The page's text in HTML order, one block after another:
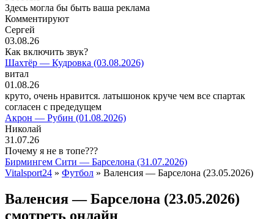
Здесь могла бы быть ваша реклама
Комментируют
Сергей
03.08.26
Как включить звук?
Шахтёр — Кудровка (03.08.2026)
витал
01.08.26
круто, очень нравится. латышонок круче чем все спартак
согласен с предедущем
Акрон — Рубин (01.08.2026)
Николай
31.07.26
Почему я не в топе???
Бирмингем Сити — Барселона (31.07.2026)
Vitalsport24 » Футбол » Валенсия — Барселона (23.05.2026)
Валенсия — Барселона (23.05.2026)
смотреть онлайн